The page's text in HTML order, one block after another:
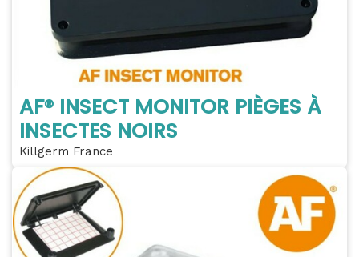
AF® INSECT MONITOR PIÈGES À
INSECTES NOIRS
Killgerm France